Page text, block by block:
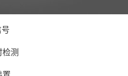
检测